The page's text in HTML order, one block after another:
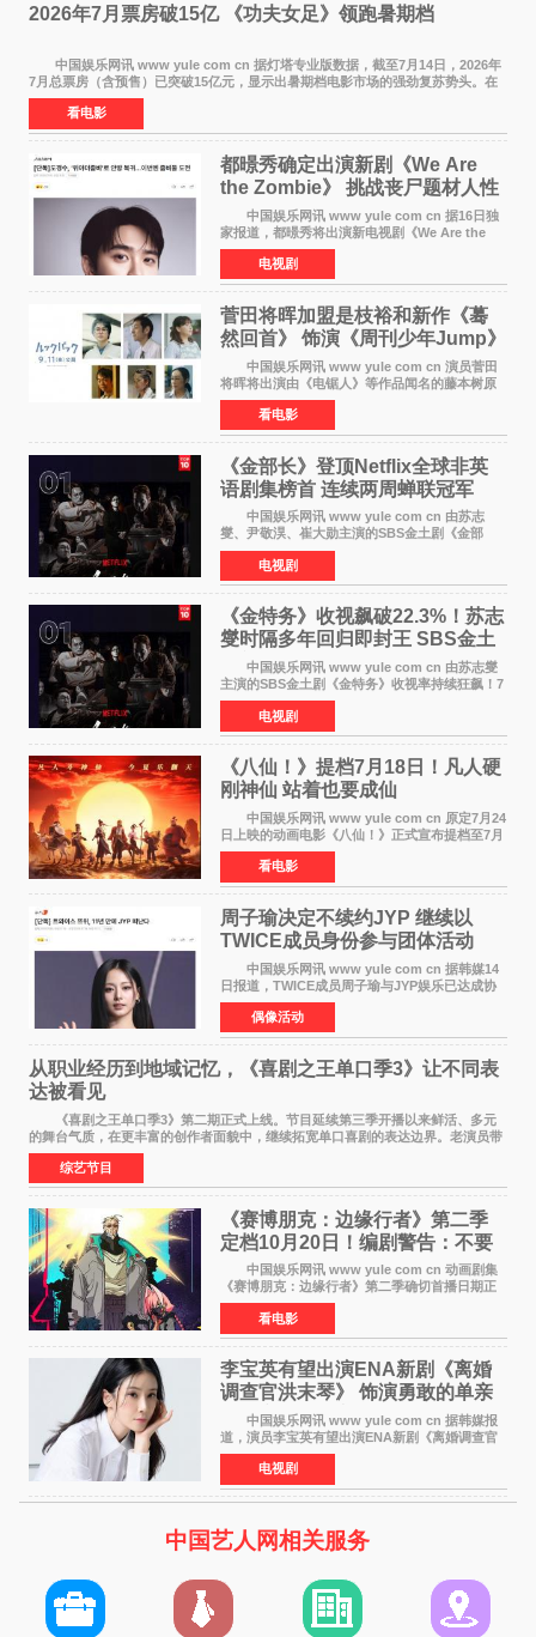
2026年7月票房破15亿 《功夫女足》领跑暑期档
中国娱乐网讯 www yule com cn 据灯塔专业版数据，截至7月14日，2026年
7月总票房（含预售）已突破15亿元，显示出暑期档电影市场的强劲复苏势头。在
众多上映影片中，《功夫女足》《小黄人与大
看电影
都暻秀确定出演新剧《We Are
the Zombie》 挑战丧尸题材人性
喜剧
中国娱乐网讯 www yule com cn 据16日独
家报道，都暻秀将出演新电视剧《We Are the
Zombie》，在剧中饰演主演金仁钟一角，挑战与
以往丧尸题材截然不同的人性喜剧。 新剧
《We Are t
电视剧
菅田将晖加盟是枝裕和新作《蓦
然回首》 饰演《周刊少年Jump》
编辑
中国娱乐网讯 www yule com cn 演员菅田
将晖将出演由《电锯人》等作品闻名的藤本树原
作漫画改编的电影《蓦然回首》（是枝裕和导
演）。菅田饰演的角色是初中时代两位主人公带
着完成的作品前去
看电影
《金部长》登顶Netflix全球非英
语剧集榜首 连续两周蝉联冠军
中国娱乐网讯 www yule com cn 由苏志
燮、尹敬淏、崔大勋主演的SBS金土剧《金部
长》持续席卷全球，收获海内外观众热烈反
响。 15日，据Netflix官方排行榜网站Tudum
公布的数据，SBS金土剧《
电视剧
《金特务》收视飙破22.3%！苏志
燮时隔多年回归即封王 SBS金土
剧新纪录诞生
中国娱乐网讯 www yule com cn 由苏志燮
主演的SBS金土剧《金特务》收视率持续狂飙！7
月11日播出的第6集全国平均收视率高达22 3%，
瞬间最高更冲上26 4%，不仅再度刷新自身纪
录，更稳坐同时段
电视剧
《八仙！》提档7月18日！凡人硬
刚神仙 站着也要成仙
中国娱乐网讯 www yule com cn 原定7月24
日上映的动画电影《八仙！》正式宣布提档至7月
18日。这部国风动画大片将八仙过海，各显神通
这句刻在国人DNA里的俗语玩出了新花样——影
片讲述凡人
看电影
周子瑜决定不续约JYP 继续以
TWICE成员身份参与团体活动
中国娱乐网讯 www yule com cn 据韩媒14
日报道，TWICE成员周子瑜与JYP娱乐已达成协
议，不再续签个人专属合约，但她将继续参与
TWICE的完整团体活动。 周子瑜于2015年通
过生存节目《SIXTE
偶像活动
从职业经历到地域记忆，《喜剧之王单口季3》让不同表
达被看见
《喜剧之王单口季3》第二期正式上线。节目延续第三季开播以来鲜活、多元
的舞台气质，在更丰富的创作者面貌中，继续拓宽单口喜剧的表达边界。老演员带
着更加成熟的文本与舞台掌控回归，新面孔则
综艺节目
《赛博朋克：边缘行者》第二季
定档10月20日！编剧警告：不要
对角色投入太深
中国娱乐网讯 www yule com cn 动画剧集
《赛博朋克：边缘行者》第二季确切首播日期正
式敲定——将于10月20日在Netflix全球上线。此
前，Netflix韩国官方账号曾短暂出现这一日期信
息，随后迅
看电影
李宝英有望出演ENA新剧《离婚
调查官洪末琴》 饰演勇敢的单亲
妈妈家事调查官
中国娱乐网讯 www yule com cn 据韩媒报
道，演员李宝英有望出演ENA新剧《离婚调查官
洪末琴》女主角，引发观众期待。 李宝英在
剧中饰演家庭法院家事调查官洪末琴一角——即
使在极限状况
电视剧
中国艺人网相关服务